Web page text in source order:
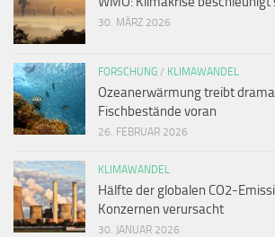
30. MÄRZ 2026
FORSCHUNG / KLIMAWANDEL
Ozeanerwärmung treibt
Fischbestände voran
26. FEBRUAR 2026
KLIMAWANDEL
Hälfte der globalen CO2-
Konzernen verursacht
30. JANUAR 2026